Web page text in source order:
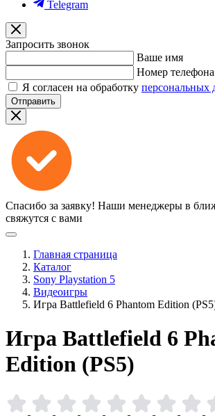
Telegram
Запросить звонок
Ваше имя
Номер телефона
Я согласен на обработку персональных
Отправить
Спасибо за заявку! Наши менеджеры в
свяжутся с вами
Главная страница
Каталог
Sony Playstation 5
Видеоигры
Игра Battlefield 6 Phantom Edition
Игра Battlefield 6
Edition (PS5)